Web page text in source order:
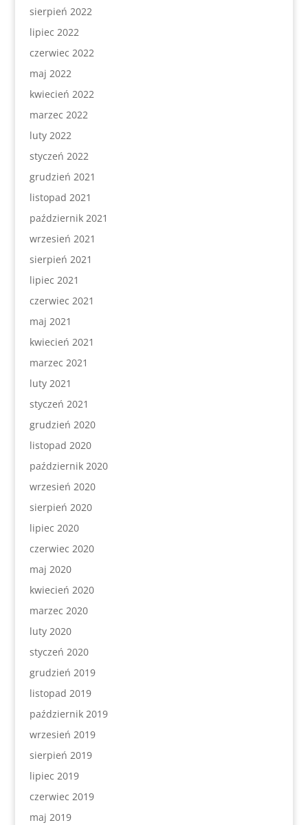
sierpień 2022
lipiec 2022
czerwiec 2022
maj 2022
kwiecień 2022
marzec 2022
luty 2022
styczeń 2022
grudzień 2021
listopad 2021
październik 2021
wrzesień 2021
sierpień 2021
lipiec 2021
czerwiec 2021
maj 2021
kwiecień 2021
marzec 2021
luty 2021
styczeń 2021
grudzień 2020
listopad 2020
październik 2020
wrzesień 2020
sierpień 2020
lipiec 2020
czerwiec 2020
maj 2020
kwiecień 2020
marzec 2020
luty 2020
styczeń 2020
grudzień 2019
listopad 2019
październik 2019
wrzesień 2019
sierpień 2019
lipiec 2019
czerwiec 2019
maj 2019